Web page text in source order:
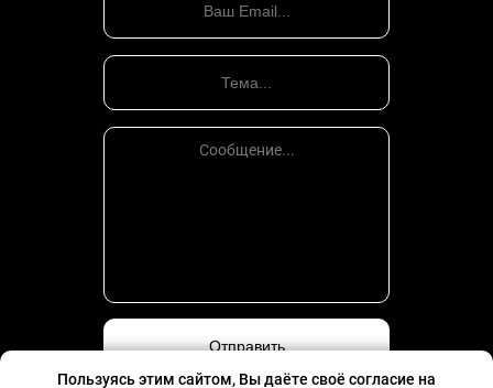
Пользуясь этим сайтом, Вы даёте своё согласие на